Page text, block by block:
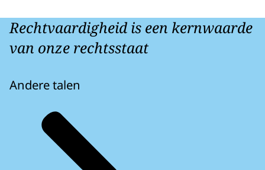
Rechtvaardigheid is een kernwaarde
van onze rechtsstaat
Andere talen